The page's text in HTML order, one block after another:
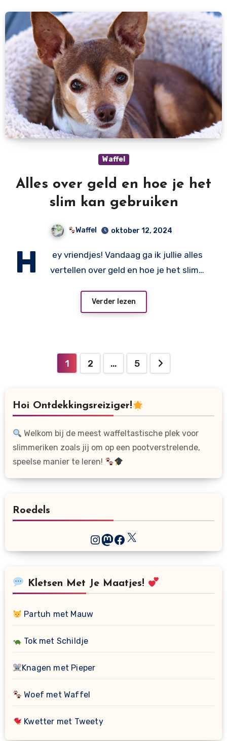
Waffel
Alles over geld en hoe je het
slim kan gebruiken
Waffel oktober 12, 2024
H
ey vriendjes! Vandaag ga ik jullie alles
vertellen over geld en hoe je het slim…
Verder lezen
Berichten
1 2 … 5
Hoi Ontdekkingsreiziger!
Welkom bij de meest waffeltastische plek voor
slimmeriken zoals jij om op een pootverstrelende,
speelse manier te leren!
Roedels
Instagram
Mastodon
Facebook
X
Kletsen Met Je Maatjes!
Partuh met Mauw
Tok met Schildje
Knagen met Pieper
Woef met Waffel
Kwetter met Tweety